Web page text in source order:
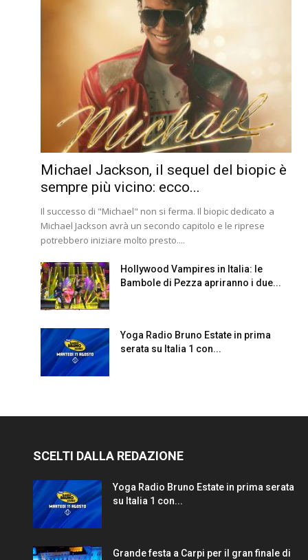
Michael Jackson, il sequel del biopic è
sempre più vicino: ecco...
Il successo di "Michael" non si ferma. Il biopic dedicato a
Michael Jackson avrà un secondo capitolo e le riprese
potrebbero iniziare molto presto....
Hollywood Vampires in Italia: le
Bambole di Pezza apriranno i due...
Yoga Radio Bruno Estate in prima
serata su Italia 1 con...
SCELTI DALLA REDAZIONE
Yoga Radio Bruno Estate in prima serata
su Italia 1 con...
Grande festa a Carpi per il gran finale di